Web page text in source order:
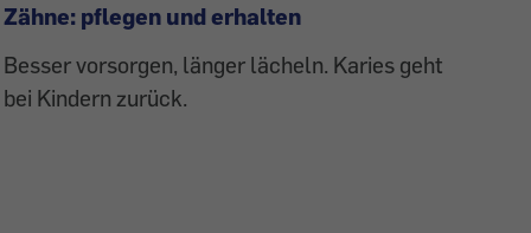
Zähne: pflegen und erhalten
Besser vorsorgen, länger lächeln. Karies geht
bei Kindern zurück.